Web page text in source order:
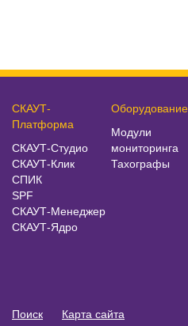
СКАУТ-
Платформа
СКАУТ-Студио
СКАУТ-Клик
СПИК
SPF
СКАУТ-Менеджер
СКАУТ-Ядро
Оборудование
Модули
мониторинга
Тахографы
Поиск Карта сайта